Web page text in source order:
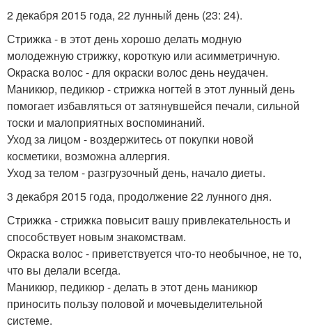
2 декабря 2015 года, 22 лунный день (23: 24).
Стрижка - в этот день хорошо делать модную
молодежную стрижку, короткую или асимметричную.
Окраска волос - для окраски волос день неудачен.
Маникюр, педикюр - стрижка ногтей в этот лунный день
помогает избавляться от затянувшейся печали, сильной
тоски и малоприятных воспоминаний.
Уход за лицом - воздержитесь от покупки новой
косметики, возможна аллергия.
Уход за телом - разгрузочный день, начало диеты.
3 декабря 2015 года, продолжение 22 лунного дня.
Стрижка - стрижка повысит вашу привлекательность и
способствует новым знакомствам.
Окраска волос - приветствуется что-то необычное, не то,
что вы делали всегда.
Маникюр, педикюр - делать в этот день маникюр
приносить пользу половой и мочевыделительной
системе.